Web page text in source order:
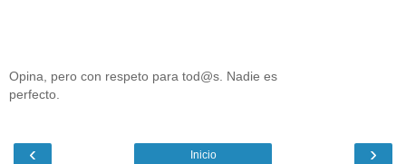
Opina, pero con respeto para tod@s. Nadie es
perfecto.
‹ ›
Inicio